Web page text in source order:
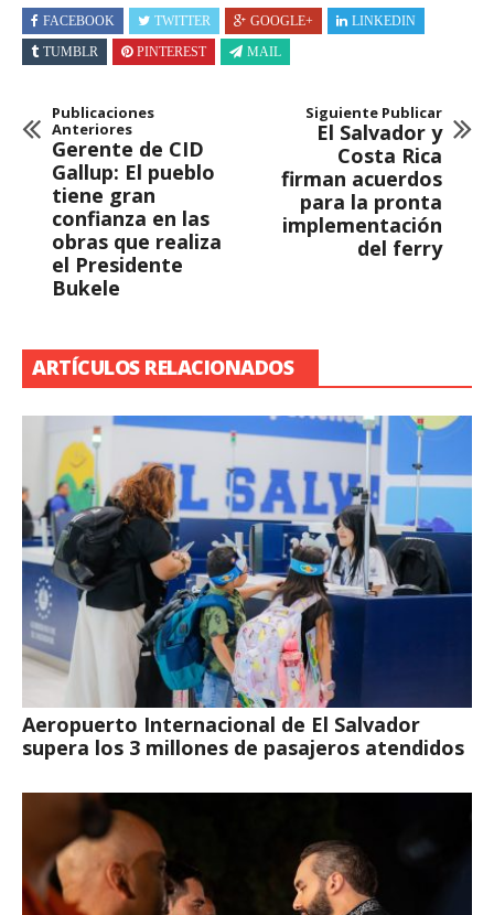
FACEBOOK TWITTER GOOGLE+
LINKEDIN
TUMBLR
PINTEREST MAIL
Publicaciones
Anteriores
Gerente de CID
Gallup: El pueblo
tiene gran
confianza en las
obras que realiza
el Presidente
Bukele
Siguiente Publicar
El Salvador y
Costa Rica
firman acuerdos
para la pronta
implementación
del ferry
ARTÍCULOS RELACIONADOS
Aeropuerto Internacional de El Salvador
supera los 3 millones de pasajeros atendidos